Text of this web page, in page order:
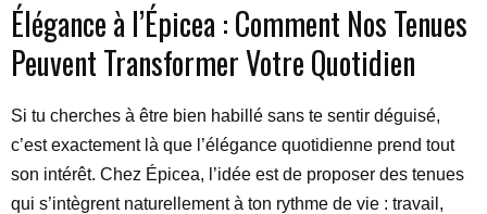
Élégance à l’Épicea : Comment Nos Tenues
Peuvent Transformer Votre Quotidien
Si tu cherches à être bien habillé sans te sentir déguisé,
c’est exactement là que l’élégance quotidienne prend tout
son intérêt. Chez Épicea, l’idée est de proposer des tenues
qui s’intègrent naturellement à ton rythme de vie : travail,